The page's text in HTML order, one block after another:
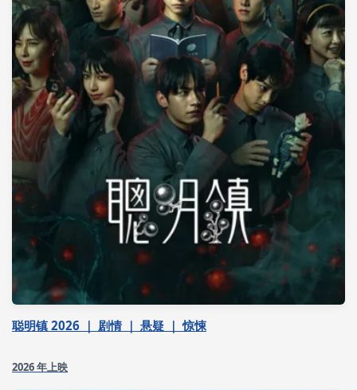
聪明镇 2026 ｜ 剧情 ｜ 悬疑 ｜ 惊悚
2026 年上映